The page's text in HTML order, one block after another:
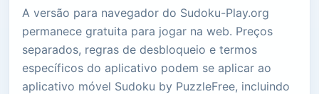
A versão para navegador do Sudoku-Play.org
permanece gratuita para jogar na web. Preços
separados, regras de desbloqueio e termos
específicos do aplicativo podem se aplicar ao
aplicativo móvel Sudoku by PuzzleFree, incluindo